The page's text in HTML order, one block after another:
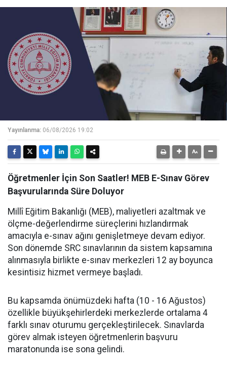
Yayınlanma: 06/08/2026 19:02
Öğretmenler İçin Son Saatler! MEB E-Sınav Görev
Başvurularında Süre Doluyor
Millî Eğitim Bakanlığı (MEB), maliyetleri azaltmak ve
ölçme-değerlendirme süreçlerini hızlandırmak
amacıyla e-sınav ağını genişletmeye devam ediyor.
Son dönemde SRC sınavlarının da sistem kapsamına
alınmasıyla birlikte e-sınav merkezleri 12 ay boyunca
kesintisiz hizmet vermeye başladı.
Bu kapsamda önümüzdeki hafta (10 - 16 Ağustos)
özellikle büyükşehirlerdeki merkezlerde ortalama 4
farklı sınav oturumu gerçekleştirilecek. Sınavlarda
görev almak isteyen öğretmenlerin başvuru
maratonunda ise sona gelindi.